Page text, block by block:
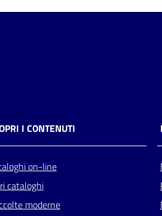
I CONTENUTI
on-line
cataloghi
moderne